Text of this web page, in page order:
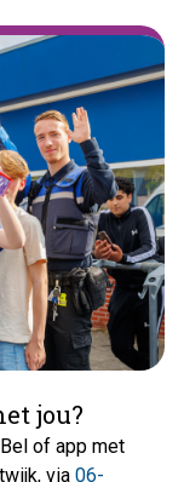
jou?
of app met
via 06-